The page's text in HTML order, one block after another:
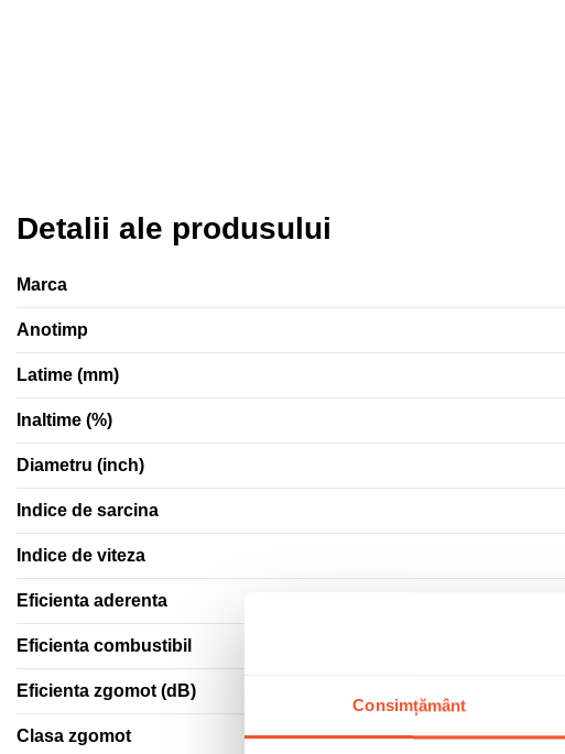
Consimțământ
Detalii ale produsului
Marca
Anotimp
Latime (mm)
Inaltime (%)
Diametru (inch)
Indice de sarcina
Indice de viteza
Eficienta aderenta
Eficienta combustibil
Eficienta zgomot (dB)
Clasa zgomot